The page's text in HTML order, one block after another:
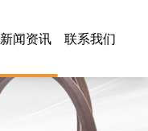
新闻资讯 联系我们